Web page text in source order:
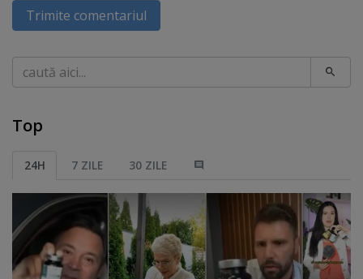
Trimite comentariul
Caută
Top
24H 7 ZILE 30 ZILE